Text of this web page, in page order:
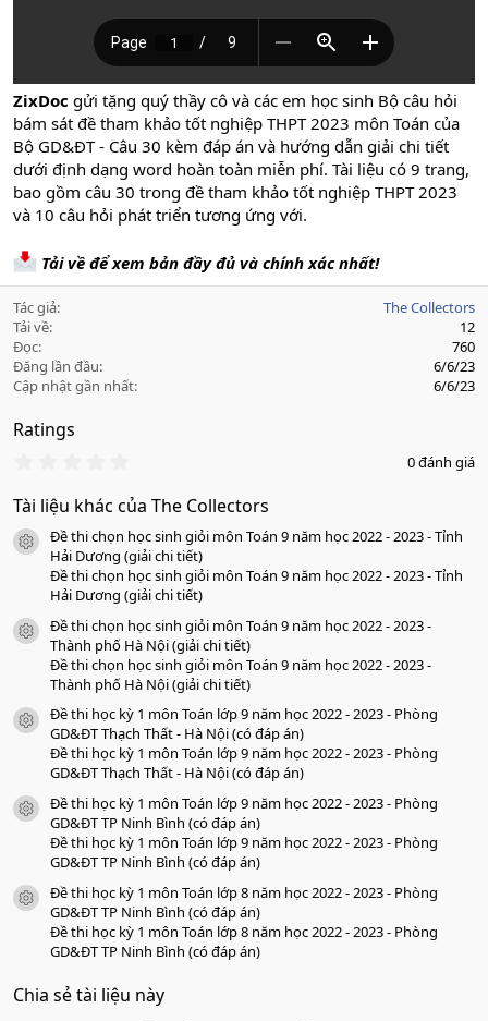
ZixDoc gửi tặng quý thầy cô và các em học sinh Bộ câu hỏi
bám sát đề tham khảo tốt nghiệp THPT 2023 môn Toán của
Bộ GD&ĐT - Câu 30 kèm đáp án và hướng dẫn giải chi tiết
dưới định dạng word hoàn toàn miễn phí. Tài liệu có 9 trang,
bao gồm câu 30 trong đề tham khảo tốt nghiệp THPT 2023
và 10 câu hỏi phát triển tương ứng với.
Tải về để xem bản đầy đủ và chính xác nhất!
Tác giả
The Collectors
Tải về
12
Đọc
760
Đăng lần đầu
6/6/23
Cập nhật gần nhất
6/6/23
Ratings
0
0
a
o
0 đánh giá
Tài liệu khác của The Collectors
icon tài liệu
Đề thi chọn học sinh giỏi môn Toán 9 năm học 2022 - 2023 - Tỉnh
Hải Dương (giải chi tiết)
Đề thi chọn học sinh giỏi môn Toán 9 năm học 2022 - 2023 - Tỉnh
Hải Dương (giải chi tiết)
icon tài liệu
Đề thi chọn học sinh giỏi môn Toán 9 năm học 2022 - 2023 -
Thành phố Hà Nội (giải chi tiết)
Đề thi chọn học sinh giỏi môn Toán 9 năm học 2022 - 2023 -
Thành phố Hà Nội (giải chi tiết)
icon tài liệu
Đề thi học kỳ 1 môn Toán lớp 9 năm học 2022 - 2023 - Phòng
GD&ĐT Thạch Thất - Hà Nội (có đáp án)
Đề thi học kỳ 1 môn Toán lớp 9 năm học 2022 - 2023 - Phòng
GD&ĐT Thạch Thất - Hà Nội (có đáp án)
icon tài liệu
Đề thi học kỳ 1 môn Toán lớp 9 năm học 2022 - 2023 - Phòng
GD&ĐT TP Ninh Bình (có đáp án)
Đề thi học kỳ 1 môn Toán lớp 9 năm học 2022 - 2023 - Phòng
GD&ĐT TP Ninh Bình (có đáp án)
icon tài liệu
Đề thi học kỳ 1 môn Toán lớp 8 năm học 2022 - 2023 - Phòng
GD&ĐT TP Ninh Bình (có đáp án)
Đề thi học kỳ 1 môn Toán lớp 8 năm học 2022 - 2023 - Phòng
GD&ĐT TP Ninh Bình (có đáp án)
Chia sẻ tài liệu này